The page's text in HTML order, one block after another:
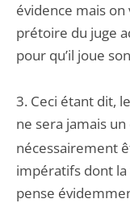
évidence mais
prétoire du juge
pour qu’il joue
3. Ceci étant dit,
ne sera jamais
nécessairement
impératifs dont la
pense